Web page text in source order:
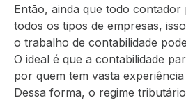
Então, ainda que todo contador
todos os tipos de empresas,
o trabalho de contabilidade
O ideal é que a contabilidade
por quem tem vasta
Dessa forma, o regime